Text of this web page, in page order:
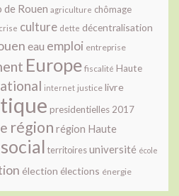
de Rouen agriculture chômage
crise culture dette décentralisation
eau emploi entreprise
Europe fiscalité Haute
internet justice livre
presidentielles 2017
région région Haute
social territoiresuniversité école
élection élections énergie